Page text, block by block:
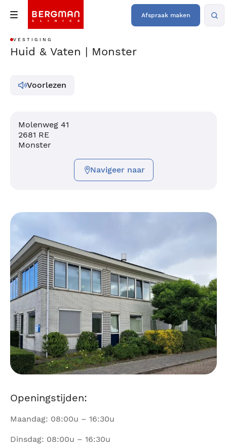
Afspraak maken
VESTIGING
Huid & Vaten | Monster
Voorlezen
Molenweg 41
2681 RE
Monster
Navigeer naar
Openingstijden:
Maandag: 08:00u – 16:30u
Dinsdag: 08:00u – 16:30u